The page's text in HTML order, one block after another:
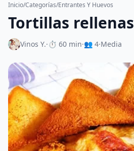
Inicio/Categorías/Entrantes Y Huevos
Tortillas rellenas
Vinos Y.·⏱ 60 min·👥 4·Media